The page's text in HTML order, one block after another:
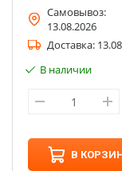
Самовывоз:
13.08.2026
Доставка:
В наличии
В